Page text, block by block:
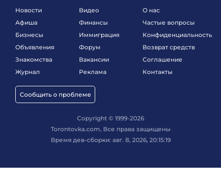
Новости
Афиша
Бизнесы
Объявления
Знакомства
Журнал
Сообщить о проблеме
Видео
Финансы
Иммиграция
Форум
Вакансии
Реклама
О нас
Частые вопросы
Конфиденциальность
Возврат средств
Соглашение
Контакты
Copyright © 1999-2026
Torontovka.com, Все права защищены
Время дев-сборки: авг. 8, 2026, 20:15:19